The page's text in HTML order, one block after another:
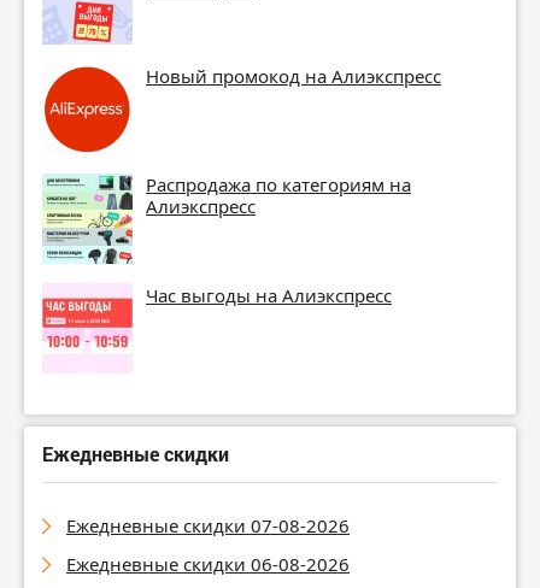
Новый промокод на Алиэкспресс
Распродажа по категориям на
Алиэкспресс
Час выгоды на Алиэкспресс
Ежедневные скидки
Ежедневные скидки 07-08-2026
Ежедневные скидки 06-08-2026